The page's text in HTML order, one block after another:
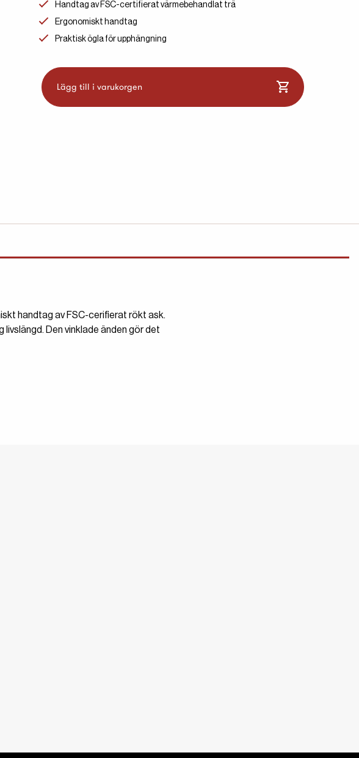
Handtag av FSC-certifierat värmebehandlat trä
Ergonomiskt handtag
Praktisk ögla för upphängning
Lägg till i varukorgen
handtag av FSC-cerifierat rökt ask.
Den vinklade änden gör det